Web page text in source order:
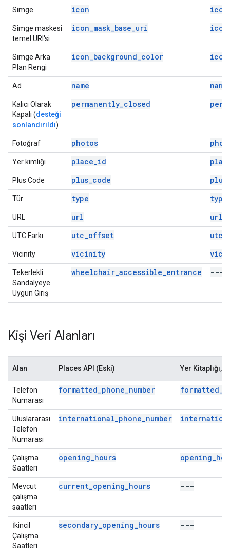
Simge icon icon
Simge maskesi
temel URI'si
icon_mask_base_uri
Simge Arka
Plan Rengi
icon_background_color
Ad name name
Kalıcı Olarak
Kapalı (desteği
sonlandırıldı)
permanently_closed
Fotoğraf photos
Yer kimliği place_id
Plus Code plus_code
Tür type type
URL url url
UTC Farkı utc_offset
Vicinity vicinity
Tekerlekli
Sandalyeye
Uygun Giriş
wheelchair_accessible_entrance ---
Kişi Veri Alanları
Alan Places API (Eski) Yer Kitaplığı,
Telefon
Numarası
formatted_phone_number
Uluslararası
Telefon
Numarası
international_phone_number
Çalışma
Saatleri
opening_hours
Mevcut
çalışma
saatleri
current_opening_hours ---
İkincil
Çalışma
Saatleri
secondary_opening_hours ---